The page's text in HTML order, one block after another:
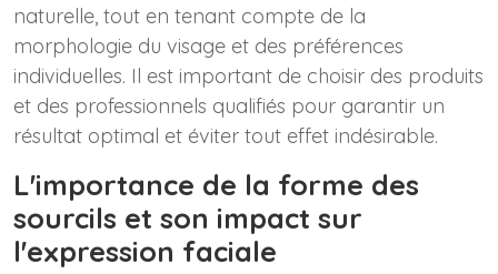
naturelle, tout en tenant compte de la
morphologie du visage et des préférences
individuelles. Il est important de choisir des produits
et des professionnels qualifiés pour garantir un
résultat optimal et éviter tout effet indésirable.
L'importance de la forme des
sourcils et son impact sur
l'expression faciale